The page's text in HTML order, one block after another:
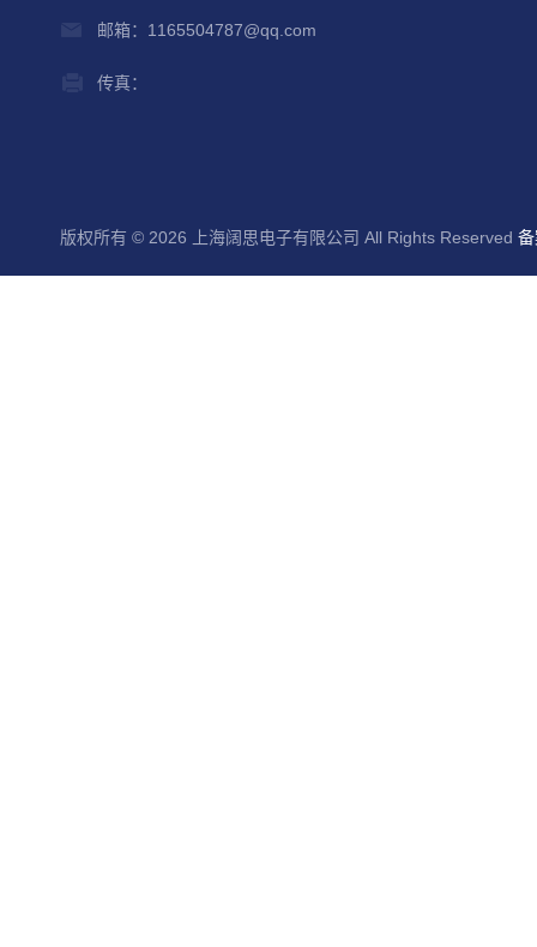
邮箱：1165504787@qq.com
传真：
版权所有 © 2026 上海阔思电子有限公司 All Rights Reserved